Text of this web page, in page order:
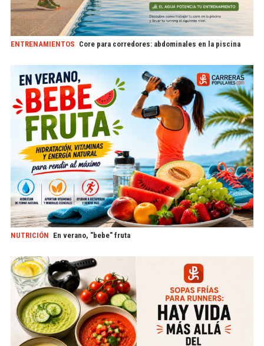
ENTRENAMIENTOS Core para corredores: abdominales en la piscina
NUTRICIÓN En verano, "bebe" fruta